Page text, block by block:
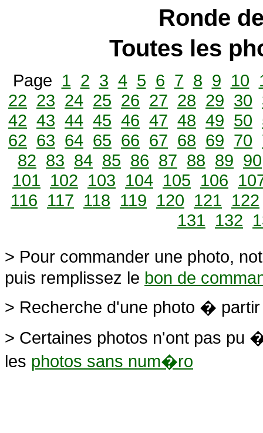
Ronde
Toutes les
Page 1 2 3 4 5 6 7 8 9 10
22 23 24 25 26 27 28 29 30
42 43 44 45 46 47 48 49 50
62 63 64 65 66 67 68 69 70
82 83 84 85 86 87 88 89 90
101 102 103 104 105 106
116 117 118 119 120 121 122
131 132
> Pour commander une photo,
puis remplissez le bon de
> Recherche d'une photo �
> Certaines photos n'ont pas
les photos sans num�ro